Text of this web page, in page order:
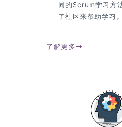
同的Scrum学习方
了社区来帮助学习。
了解更多